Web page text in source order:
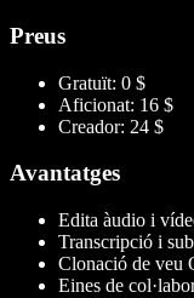
Preus
Gratuït: 0 $
Aficionat: 16 $
Creador: 24 $
Avantatges
Edita àudio i
Transcripció i
Clonació de veu
Eines de